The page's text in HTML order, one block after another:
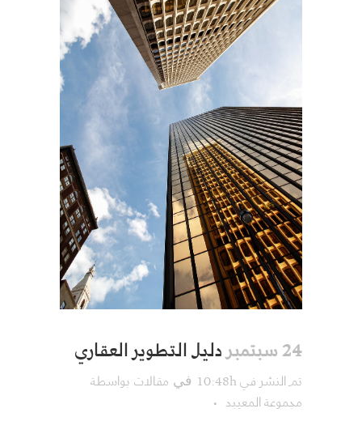
24 سبتمبر دليل التطوير العقاري
تم النشر في 10:48h في مقالات بواسطة
مجموعة المعيبد